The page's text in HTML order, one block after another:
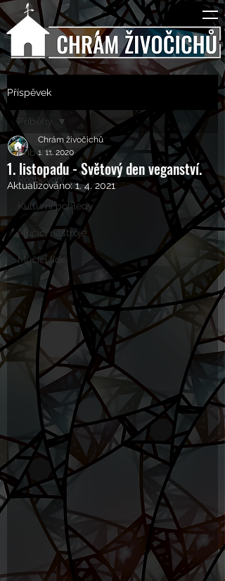
Příspěvek
Příběhy
Rozhovory
Kulturní pohledy
Mučící nástroje
Mučící lidé
Příběhy
1. listopadu - Světový den veganství.
Chrám živočichů
1. 11. 2020
Aktualizováno:1. 4. 2021